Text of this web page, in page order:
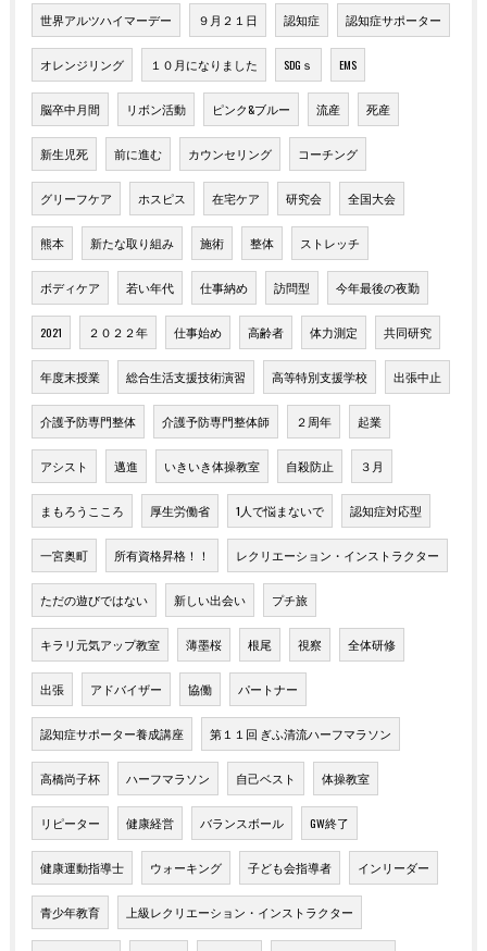
世界アルツハイマーデー ９月２１日 認知症 認知症サポーター
オレンジリング １０月になりました SDGｓ EMS
脳卒中月間 リボン活動 ピンク&ブルー 流産 死産
新生児死 前に進む カウンセリング コーチング
グリーフケア ホスピス 在宅ケア 研究会 全国大会
熊本 新たな取り組み 施術 整体 ストレッチ
ボディケア 若い年代 仕事納め 訪問型 今年最後の夜勤
2021 ２０２２年 仕事始め 高齢者 体力測定 共同研究
年度末授業 総合生活支援技術演習 高等特別支援学校 出張中止
介護予防専門整体 介護予防専門整体師 ２周年 起業
アシスト 邁進 いきいき体操教室 自殺防止 ３月
まもろうこころ 厚生労働省 1人で悩まないで 認知症対応型
一宮奥町 所有資格昇格！！ レクリエーション・インストラクター
ただの遊びではない 新しい出会い プチ旅
キラリ元気アップ教室 薄墨桜 根尾 視察 全体研修
出張 アドバイザー 協働 パートナー
認知症サポーター養成講座 第１１回 ぎふ清流ハーフマラソン
高橋尚子杯 ハーフマラソン 自己ベスト 体操教室
リピーター 健康経営 バランスボール GW終了
健康運動指導士 ウォーキング 子ども会指導者 インリーダー
青少年教育 上級レクリエーション・インストラクター